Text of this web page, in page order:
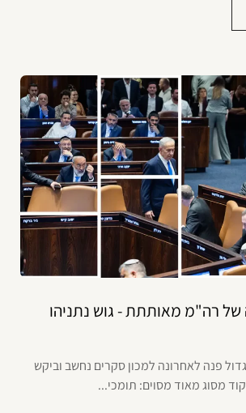
של רה"מ מאותתת - גוש נתניהו
פנה לאחרונה למכון סקרים נחשב וביקש
מסוג מאוד מסוים: תומכי...